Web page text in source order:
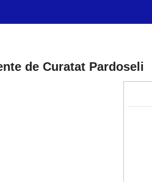
de Curatat Pardoseli